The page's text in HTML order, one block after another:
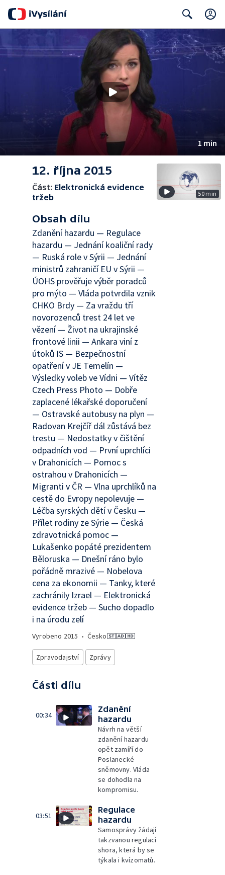
Search
1 min
12. října 2015
Část: Elektronická evidence
tržeb
Obsah dílu
Zdanění hazardu — Regulace
hazardu — Jednání koaliční rady
— Ruská role v Sýrii — Jednání
ministrů zahraničí EU v Sýrii —
ÚOHS prověřuje výběr poradců
pro mýto — Vláda potvrdila vznik
CHKO Brdy — Za vraždu tří
novorozenců trest 24 let ve
vězení — Život na ukrajinské
frontové linii — Ankara viní z
útoků IS — Bezpečnostní
opatření v JE Temelín —
Výsledky voleb ve Vídni — Vítěz
Czech Press Photo — Dobře
zaplacené lékařské doporučení
— Ostravské autobusy na plyn —
Radovan Krejčíř dál zůstává bez
trestu — Nedostatky v čištění
odpadních vod — První uprchlíci
v Drahonicích — Pomoc s
ostrahou v Drahonicích —
Migranti v ČR — Vlna uprchlíků na
cestě do Evropy nepolevuje —
Léčba syrských dětí v Česku —
Přílet rodiny ze Sýrie — Česká
zdravotnická pomoc —
Lukašenko popáté prezidentem
Běloruska — Dnešní ráno bylo
pořádně mrazivé — Nobelova
cena za ekonomii — Tanky, které
zachránily Izrael — Elektronická
evidence tržeb — Sucho dopadlo
i na úrodu zelí
Vyrobeno 2015 • Česko
Zpravodajství Zprávy
Části dílu
00:34
Zdanění
hazardu
Návrh na větší
zdanění hazardu
opět zamíří do
Poslanecké
sněmovny. Vláda
se dohodla na
kompromisu.
03:51
Regulace
hazardu
Samosprávy žádají
takzvanou regulaci
shora, která by se
týkala i kvízomatů.
50 min